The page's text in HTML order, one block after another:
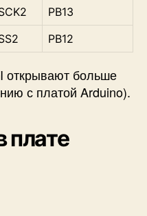
PB13
PB12
открывают больше
с платой Arduino).
плате